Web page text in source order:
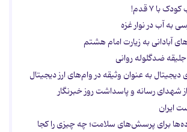
با ۷ قدم!
به آب در نوار غزه
آبادانی به زیارت امام هشتم
ضدگلوله روانی
دیجیتال به عنوان وثیقه در وام‌های ارز دیجیتال
شهدای رسانه و پاسداشت روز خبرنگار
ایران
برای پرسش‌های سلامت؛ چه چیزی را کجا